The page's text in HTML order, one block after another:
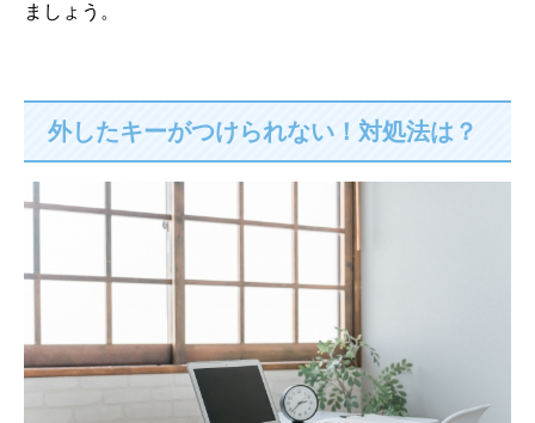
ましょう。
外したキーがつけられない！対処法は？